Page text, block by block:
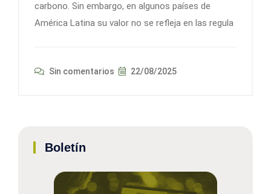
carbono. Sin embargo, en algunos países de
América Latina su valor no se refleja en las regula
Sin comentarios 22/08/2025
Boletín